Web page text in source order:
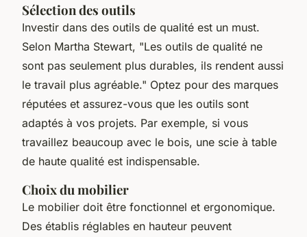
Sélection des outils
Investir dans des outils de qualité est un must.
Selon Martha Stewart, "Les outils de qualité ne
sont pas seulement plus durables, ils rendent aussi
le travail plus agréable." Optez pour des marques
réputées et assurez-vous que les outils sont
adaptés à vos projets. Par exemple, si vous
travaillez beaucoup avec le bois, une scie à table
de haute qualité est indispensable.
Choix du mobilier
Le mobilier doit être fonctionnel et ergonomique.
Des établis réglables en hauteur peuvent